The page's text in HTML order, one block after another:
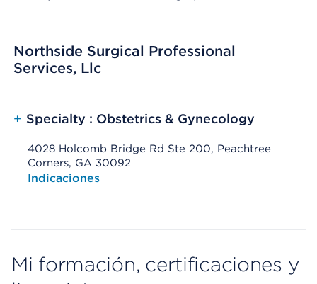
Northside Surgical Professional
Services, Llc
+ Specialty : Obstetrics & Gynecology
4028 Holcomb Bridge Rd Ste 200, Peachtree
Corners, GA 30092
Opens native map application on mobile devices
Indicaciones
Mi formación, certificaciones y